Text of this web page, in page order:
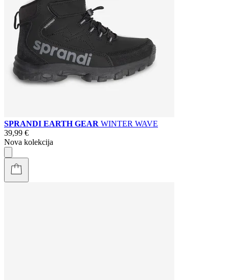
SPRANDI EARTH GEAR WINTER WAVE
39,99 €
Nova kolekcija